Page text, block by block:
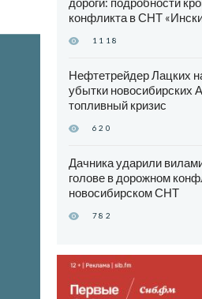
конфликта в СНТ
1118
Нефтетрейдер Лацких
убытки новосибирских
топливный кризис
620
Дачника ударили
голове в дорожном
новосибирском СНТ
782